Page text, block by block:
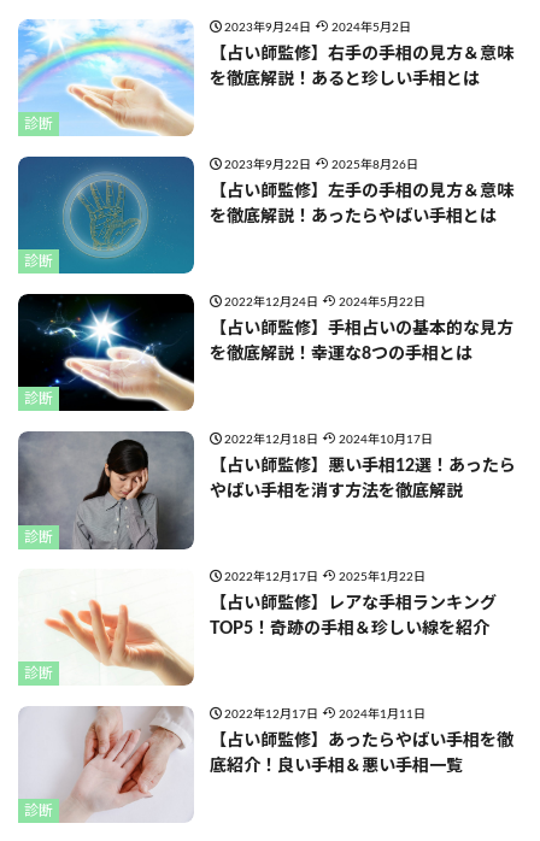
診断
2023年9月24日 2024年5月2日
【占い師監修】右手の手相の見方＆意味
を徹底解説！あると珍しい手相とは
診断
2023年9月22日 2025年8月26日
【占い師監修】左手の手相の見方＆意味
を徹底解説！あったらやばい手相とは
診断
2022年12月24日 2024年5月22日
【占い師監修】手相占いの基本的な見方
を徹底解説！幸運な8つの手相とは
診断
2022年12月18日 2024年10月17日
【占い師監修】悪い手相12選！あったら
やばい手相を消す方法を徹底解説
診断
2022年12月17日 2025年1月22日
【占い師監修】レアな手相ランキング
TOP5！奇跡の手相＆珍しい線を紹介
診断
2022年12月17日 2024年1月11日
【占い師監修】あったらやばい手相を徹
底紹介！良い手相＆悪い手相一覧